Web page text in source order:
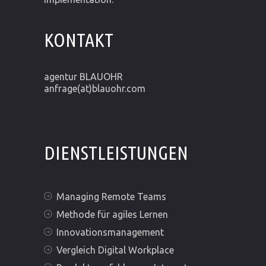
KONTAKT
agentur BLAUOHR
anfrage(at)blauohr.com
DIENSTLEISTUNGEN
Managing Remote Teams
Methode für agiles Lernen
Innovationsmanagement
Vergleich Digital Workplace